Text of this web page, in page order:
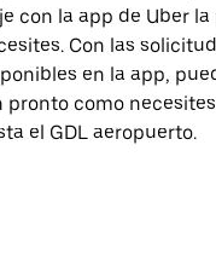
con la app de Uber
Con las
en la app,
pronto como
el GDL aeropuerto.